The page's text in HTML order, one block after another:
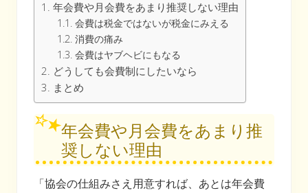
年会費や月会費をあまり推奨しない理由
会費は税金ではないが税金にみえる
消費の痛み
会費はヤブヘビにもなる
どうしても会費制にしたいなら
まとめ
年会費や月会費をあまり推
奨しない理由
「協会の仕組みさえ用意すれば、あとは年会費